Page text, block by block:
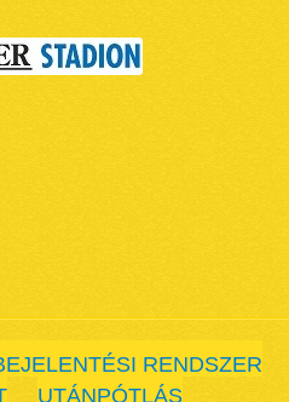
RENDSZER
UTÁNPÓTLÁS